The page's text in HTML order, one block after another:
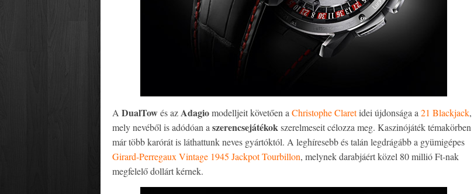
A DualTowés azAdagiomodelljeit követően a Christophe Claretidei újdonsága a 21 Blackjack,
mely nevéből is adódóan a szerencsejátékokszerelmeseit célozza meg. Kaszinójáték témakörben
már több karórát is láthattunk neves gyártóktól. A leghíresebb és talán legdrágább a gyümigépes
Girard-Perregaux Vintage 1945 Jackpot Tourbillon, melynek darabjáért közel 80 millió Ft-nak
megfelelő dollárt kérnek.